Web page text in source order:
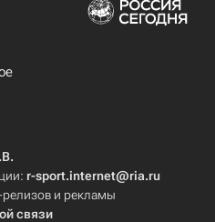
r-sport.internet@ria.ru
и рекламы
связи